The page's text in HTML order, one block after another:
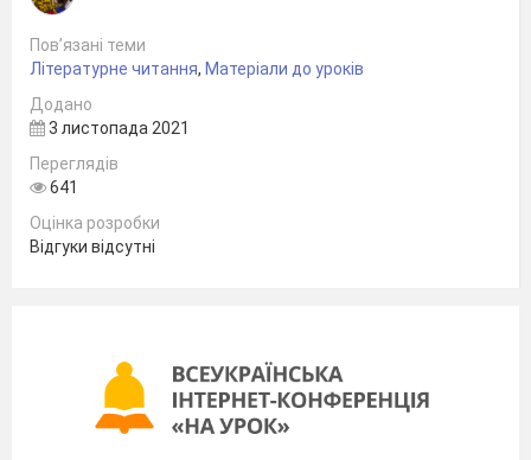
Пов’язані теми
Літературне читання, Матеріали до уроків
Додано
3 листопада 2021
Переглядів
641
Оцінка розробки
Відгуки відсутні